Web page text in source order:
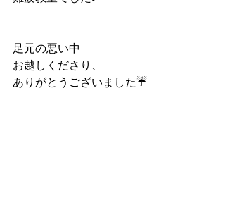
足元の悪い中
お越しくださり、
ありがとうございました☔